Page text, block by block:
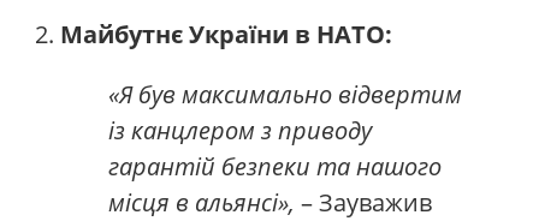
Майбутнє України в НАТО:
«Я був максимально відвертим
із канцлером з приводу
гарантій безпеки та нашого
місця в альянсі», – Зауважив